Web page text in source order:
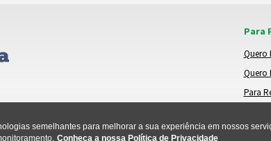
Para
Quero
Quero
Para
semelhantes para melhorar a sua experiência em nossos
Conheça a nossa Política de Privacidade